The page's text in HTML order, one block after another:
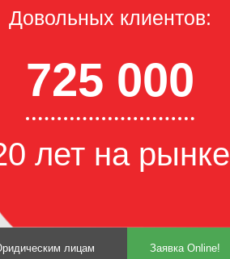
Довольных клиентов:
725 000
лет на рынке
лицам Заявка Online!